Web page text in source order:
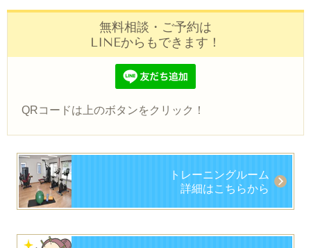
無料相談・ご予約は
LINEからもできます！
QRコードは上のボタンをクリック！
トレーニングルーム
詳細はこちらから